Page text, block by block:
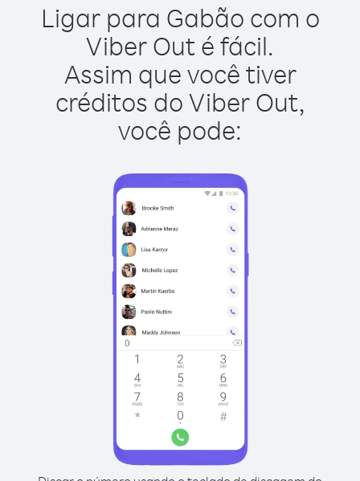
Ligar para Gabão com o
Viber Out é fácil.
Assim que você tiver
créditos do Viber Out,
você pode: